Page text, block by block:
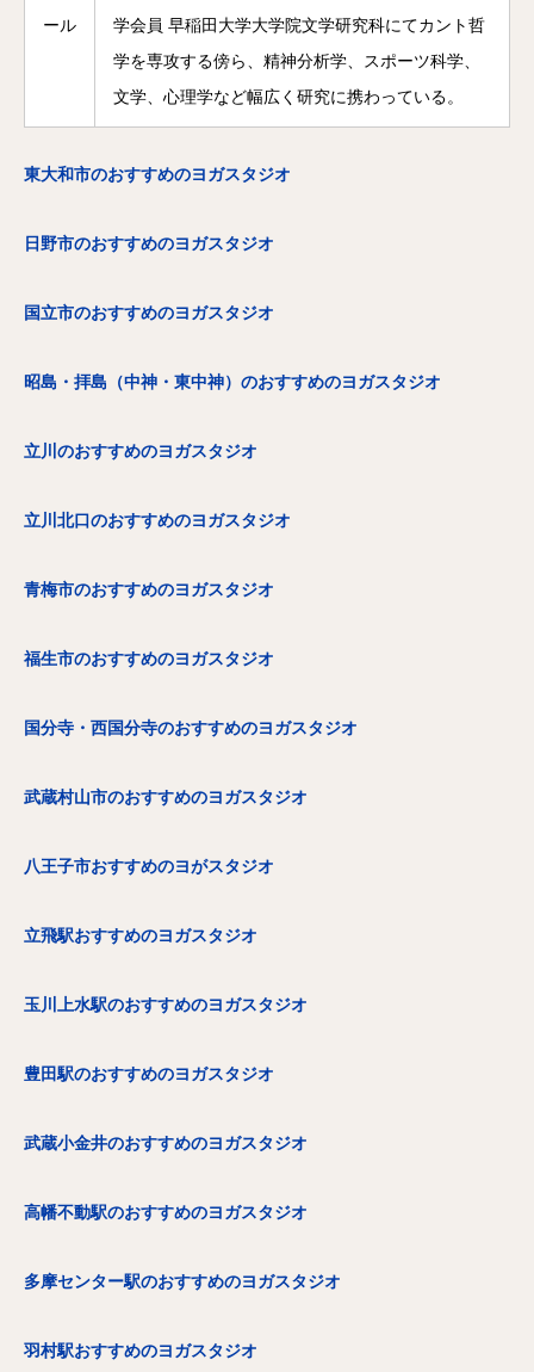
ール
学会員 早稲田大学大学院文学研究科にてカント哲
学を専攻する傍ら、精神分析学、スポーツ科学、
文学、心理学など幅広く研究に携わっている。
東大和市のおすすめのヨガスタジオ
日野市のおすすめのヨガスタジオ
国立市のおすすめのヨガスタジオ
昭島・拝島（中神・東中神）のおすすめのヨガスタジオ
立川のおすすめのヨガスタジオ
立川北口のおすすめのヨガスタジオ
青梅市のおすすめのヨガスタジオ
福生市のおすすめのヨガスタジオ
国分寺・西国分寺のおすすめのヨガスタジオ
武蔵村山市のおすすめのヨガスタジオ
八王子市おすすめのヨがスタジオ
立飛駅おすすめのヨガスタジオ
玉川上水駅のおすすめのヨガスタジオ
豊田駅のおすすめのヨガスタジオ
武蔵小金井のおすすめのヨガスタジオ
高幡不動駅のおすすめのヨガスタジオ
多摩センター駅のおすすめのヨガスタジオ
羽村駅おすすめのヨガスタジオ